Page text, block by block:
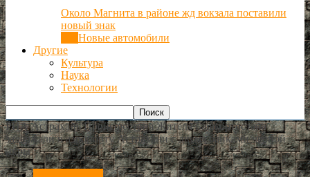
Около Магнита в районе жд вокзала поставили
новый знак
Новые автомобили
Другие
Культура
Наука
Технологии
РИА Астрахань Происшествия Жителя Башкортостана
задержали в аэропорту Астрахани с двумя банками черной
икры